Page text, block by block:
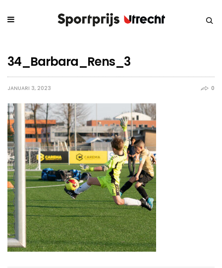
34_Barbara_Rens_3
JANUARI 3, 2023 0